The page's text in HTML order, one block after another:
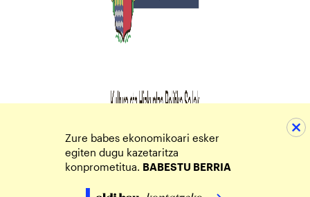
Zure babes ekonomikoari esker
egiten dugu kazetaritza
konprometitua. BABESTU BERRIA